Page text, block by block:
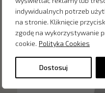
indywidualnych potrzeb
na stronie. Kliknięcie
zgodę na wykorzystywanie
cookie. Polityka Cookies
Dostosuj
Inne produkty